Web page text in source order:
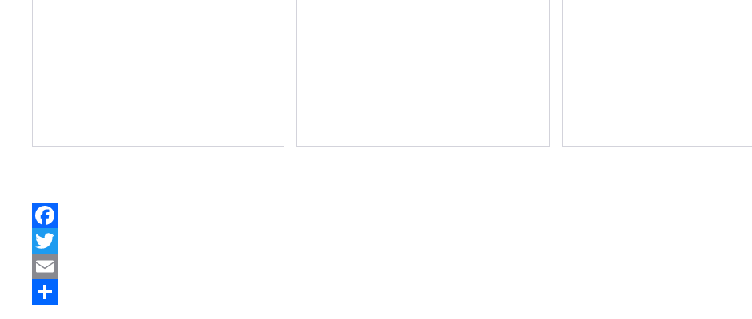
Facebook
Twitter
Email